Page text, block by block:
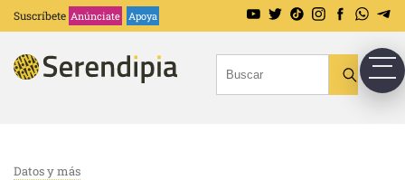
Suscríbete Anúnciate Apoya
Datos y más